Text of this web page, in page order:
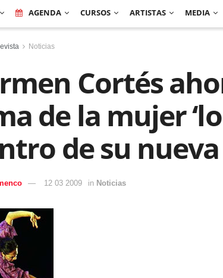
AGENDA CURSOS ARTISTAS MEDIA
Noticias
Cortés
de la mujer
de su
12 03 2009 in Noticias